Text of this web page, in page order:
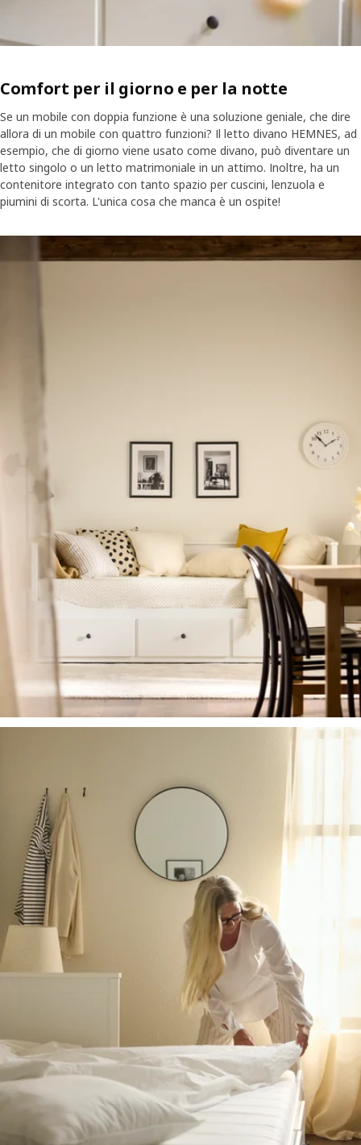
Comfort per il giorno e per la notte
Se un mobile con doppia funzione è una soluzione geniale, che dire
allora di un mobile con quattro funzioni? Il letto divano HEMNES, ad
esempio, che di giorno viene usato come divano, può diventare un
letto singolo o un letto matrimoniale in un attimo. Inoltre, ha un
contenitore integrato con tanto spazio per cuscini, lenzuola e
piumini di scorta. L'unica cosa che manca è un ospite!